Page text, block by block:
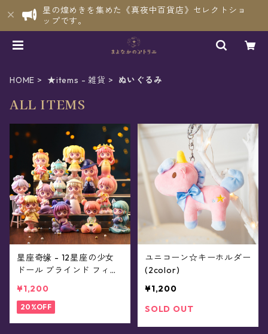
星の煌めきを集めた《真夜中百貨店》セレクトショ
ップです。
HOME ★items - 雑貨 ぬいぐるみ
ALL ITEMS
星座奇缘 - 12星座の少女
ドール ブラインド フィギ
¥1,200
20%OFF
ユニコーン☆キーホルダー
(2color)
¥1,200
SOLD OUT